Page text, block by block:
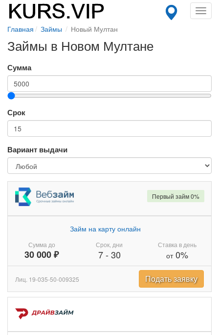
Главная Займы Новый Мултан
Займы в Новом Мултане
Сумма
Срок
Вариант выдачи
Сумма до
30 000 ₽
Займ на карту онлайн
Срок, дни
7- 30
Ставка в день
от0%
Первый займ 0%
Лиц. 19-035-50-009325 Подать заявку